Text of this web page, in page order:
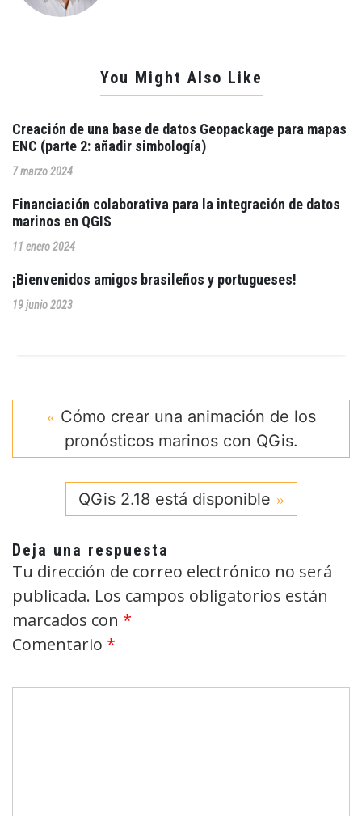
You Might Also Like
Creación de una base de datos Geopackage para mapas
ENC (parte 2: añadir simbología)
7 marzo 2024
Financiación colaborativa para la integración de datos
marinos en QGIS
11 enero 2024
¡Bienvenidos amigos brasileños y portugueses!
19 junio 2023
Cómo crear una animación de los
pronósticos marinos con QGis.
QGis 2.18 está disponible
Deja una respuesta
Tu dirección de correo electrónico no será
publicada. Los campos obligatorios están
marcados con *
Comentario *